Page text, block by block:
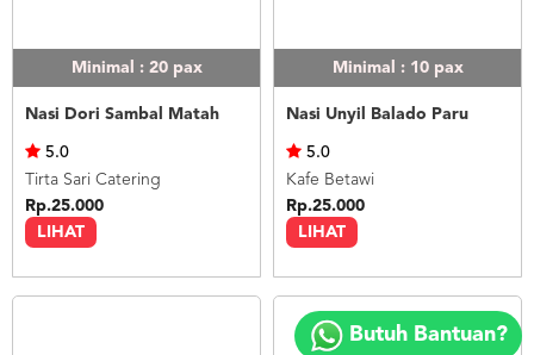
Copyright
Minimal : 20 pax
Nasi Dori Sambal Matah
LIHAT
5.0
Tirta Sari Catering
Rp.25.000
Minimal : 10 pax
Nasi Unyil Balado Paru
LIHAT
5.0
Kafe Betawi
Rp.25.000
Butuh Bantuan?